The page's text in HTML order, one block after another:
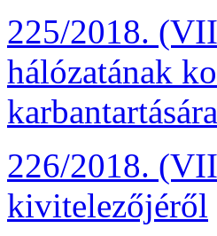
225/2018.
hálózatának
226/2018.
kivitelezőjéről